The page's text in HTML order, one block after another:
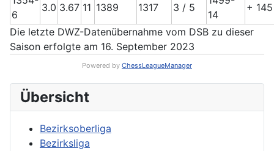
Übersicht
Bezirksoberliga
Bezirksliga
6
3.0 3.67 11 1389 1317 3 / 5
14
+ 145
Die letzte DWZ-Datenübernahme vom DSB zu dieser
Saison erfolgte am 16. September 2023
Powered by ChessLeagueManager